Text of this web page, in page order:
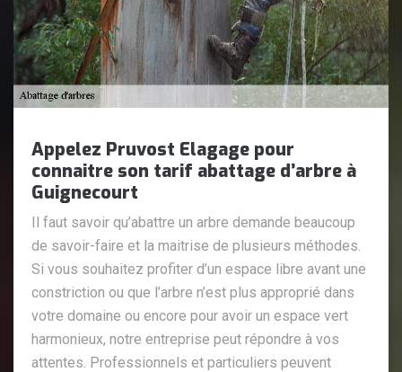
Appelez Pruvost Elagage pour
connaitre son tarif abattage d’arbre à
Guignecourt
Il faut savoir qu’abattre un arbre demande beaucoup
de savoir-faire et la maitrise de plusieurs méthodes.
Si vous souhaitez profiter d’un espace libre avant une
constriction ou que l’arbre n’est plus approprié dans
votre domaine ou encore pour avoir un espace vert
harmonieux, notre entreprise peut répondre à vos
attentes. Professionnels et particuliers peuvent